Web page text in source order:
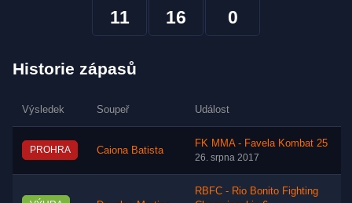
11 16 0
Historie zápasů
Výsledek Soupeř Událost
PROHRA Caiona Batista
FK MMA - Favela Kombat 25
26. srpna 2017
RBFC - Rio Bonito Fighting